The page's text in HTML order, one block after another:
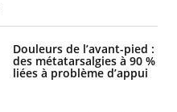
Douleurs de l’avant-pied :
des métatarsalgies à 90 %
liées à problème d’appui